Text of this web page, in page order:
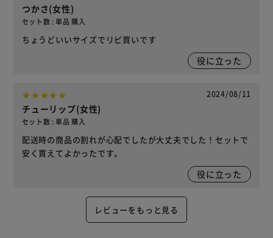
つかさ(女性)
セット数 : 単品 購入
ちょうどいいサイズでリピ買いです
役に立った
2024/08/11
チューリップ(女性)
セット数 : 単品 購入
配送時の商品の割れが心配でしたが大丈夫でした！セットで
安く買えてよかったです。
役に立った
レビューをもっと見る